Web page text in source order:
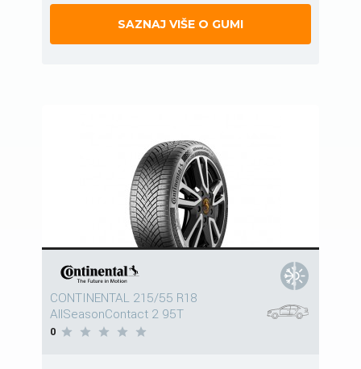
SAZNAJ VIŠE O GUMI
CONTINENTAL 215/55 R18
AllSeasonContact 2 95T
0